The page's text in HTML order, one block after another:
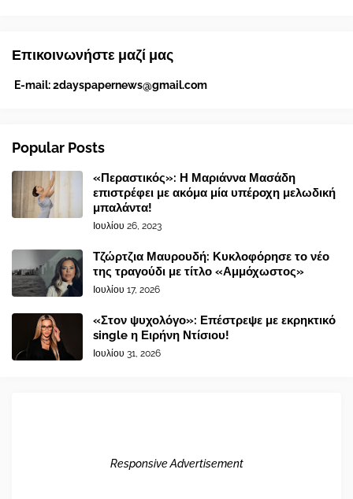
Επικοινωνήστε μαζί μας
E-mail:2dayspapernews@gmail.com
Popular Posts
«Περαστικός»: Η Μαριάννα Μασάδη
επιστρέφει με ακόμα μία υπέροχη μελωδική
μπαλάντα!
Ιουλίου 26, 2023
Τζώρτζια Μαυρουδή: Κυκλοφόρησε το νέο
της τραγούδι με τίτλο «Αμμόχωστος»
Ιουλίου 17, 2026
«Στον ψυχολόγο»: Επέστρεψε με εκρηκτικό
single η Ειρήνη Ντίσιου!
Ιουλίου 31, 2026
Responsive Advertisement